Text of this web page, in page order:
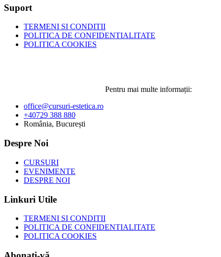
Suport
TERMENI SI CONDITII
POLITICA DE CONFIDENTIALITATE
POLITICA COOKIES
Pentru mai multe informații:
office@cursuri-estetica.ro
+40729 388 880
România, București
Despre Noi
CURSURI
EVENIMENTE
DESPRE NOI
Linkuri Utile
TERMENI SI CONDITII
POLITICA DE CONFIDENTIALITATE
POLITICA COOKIES